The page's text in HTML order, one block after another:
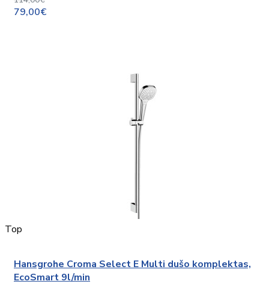
79,00€
Top
Hansgrohe Croma Select E Multi dušo komplektas,
EcoSmart 9l/min